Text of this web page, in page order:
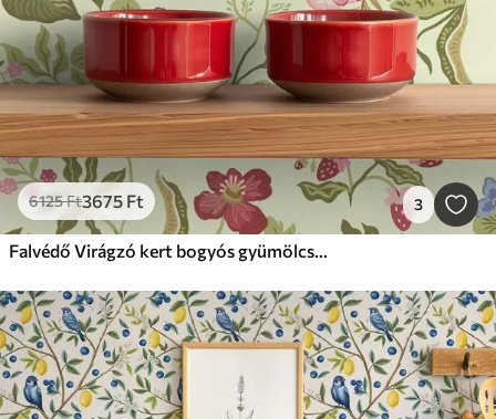
6125Ft3675 Ft 3
Falvédő Virágzó kert bogyós gyümölcsökkel, szőlővel és vadvirágokkal